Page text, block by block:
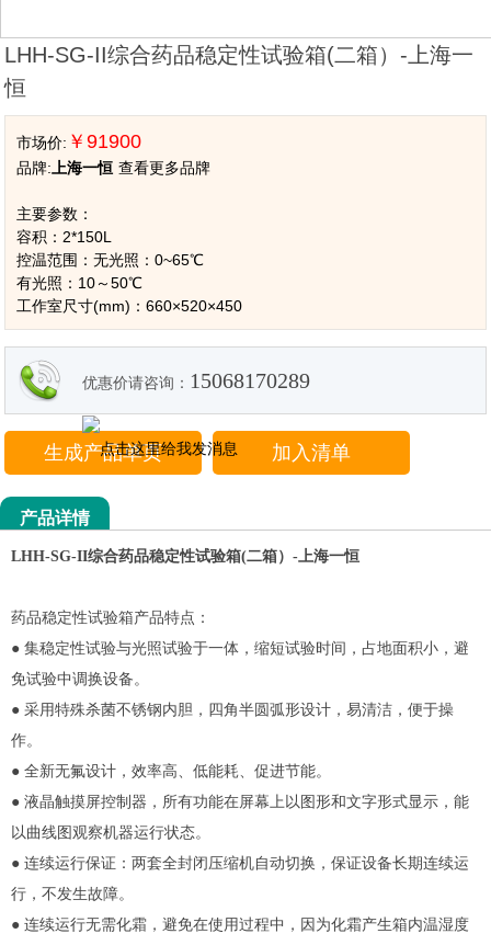
LHH-SG-II综合药品稳定性试验箱(二箱）-上海一
恒
市场价: ￥91900
品牌: 上海一恒 查看更多品牌
主要参数：
容积：2*150L
控温范围：无光照：0~65℃
有光照：10～50℃
工作室尺寸(mm)：660×520×450
优惠价请咨询： 15068170289
生成产品单页 加入清单
产品详情
LHH-SG-II综合药品稳定性试验箱(二箱） - 上海一恒
药品稳定性试验箱产品特点：
● 集稳定性试验与光照试验于一体，缩短试验时间，占地面积小，避
免试验中调换设备。
● 采用特殊杀菌不锈钢内胆，四角半圆弧形设计，易清洁，便于操
作。
● 全新无氟设计，效率高、低能耗、促进节能。
● 液晶触摸屏控制器，所有功能在屏幕上以图形和文字形式显示，能
以曲线图观察机器运行状态。
● 连续运行保证：两套全封闭压缩机自动切换，保证设备长期连续运
行，不发生故障。
● 连续运行无需化霜，避免在使用过程中，因为化霜产生箱内温湿度